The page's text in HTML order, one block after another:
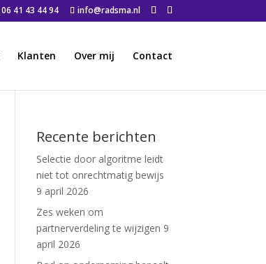
06 41 43 44 94 info@radsma.nl
Klanten Over mij Contact
Recente berichten
Selectie door algoritme leidt
niet tot onrechtmatig bewijs
9 april 2026
Zes weken om
partnerverdeling te wijzigen 9
april 2026